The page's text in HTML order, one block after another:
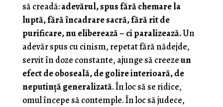
să creadă:adevărul, spus fără chemare la
luptă, fără încadrare sacră, fără rit de
purificare, nu eliberează – ci paralizează.Un
adevăr spus cu cinism, repetat fără nădejde,
servit în doze constante, ajunge să creezeun
efect de oboseală, de golire interioară, de
neputință generalizată. În loc să se ridice,
omul începe să contemple. În loc să judece,